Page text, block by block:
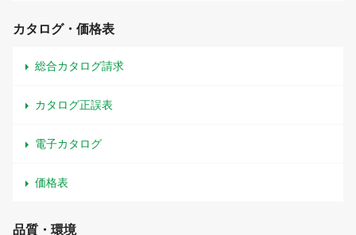
カタログ・価格表
総合カタログ請求
カタログ正誤表
電子カタログ
価格表
品質・環境